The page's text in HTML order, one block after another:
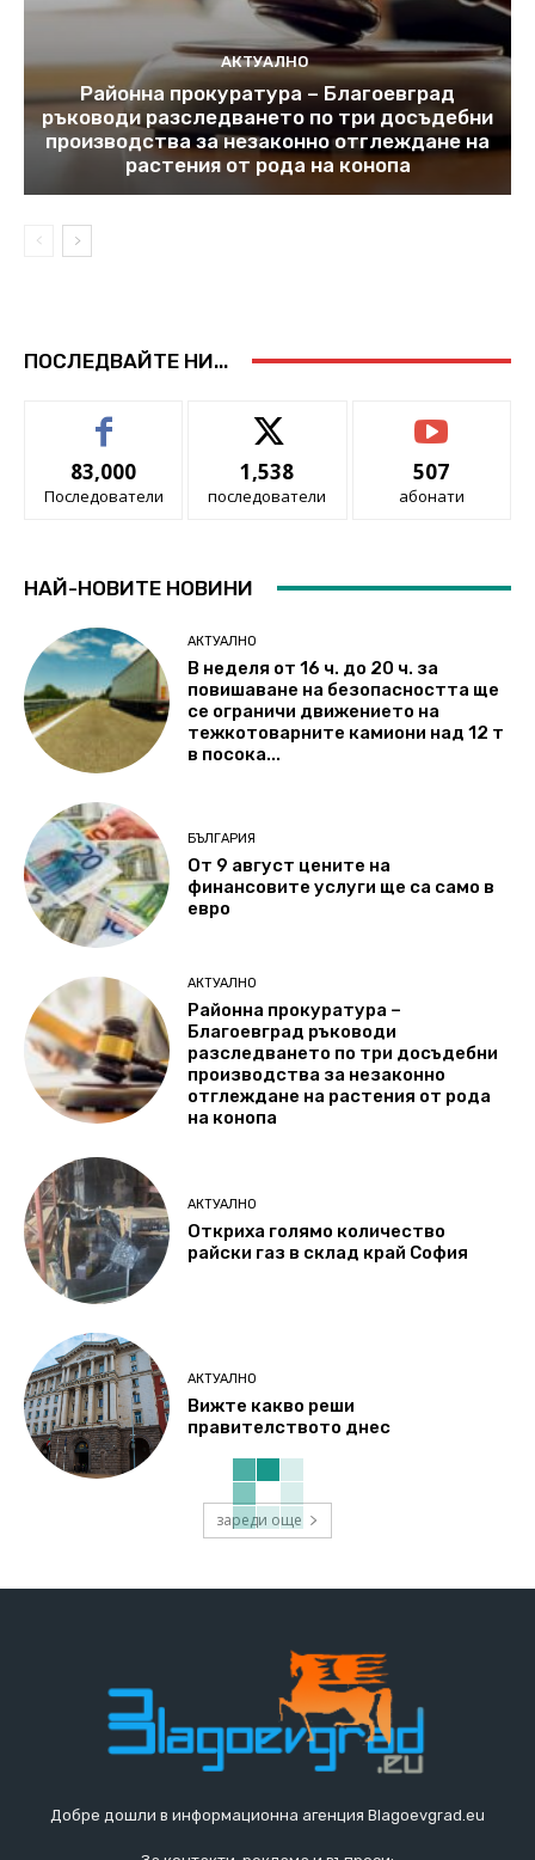
АКТУАЛНО
Районна прокуратура – Благоевград
ръководи разследването по три досъдебни
производства за незаконно отглеждане на
растения от рода на конопа
ПОСЛЕДВАЙТЕ НИ...
83,000
Последователи
1,538
последователи
507
абонати
НАЙ-НОВИТЕ НОВИНИ
АКТУАЛНО
В неделя от 16 ч. до 20 ч. за
повишаване на безопасността ще
се ограничи движението на
тежкотоварните камиони над 12 т
в посока...
БЪЛГАРИЯ
От 9 август цените на
финансовите услуги ще са само в
евро
АКТУАЛНО
Районна прокуратура –
Благоевград ръководи
разследването по три досъдебни
производства за незаконно
отглеждане на растения от рода
на конопа
АКТУАЛНО
Откриха голямо количество
райски газ в склад край София
АКТУАЛНО
Вижте какво реши
правителството днес
зареди още
Добре дошли в информационна агенция Blagoevgrad.eu